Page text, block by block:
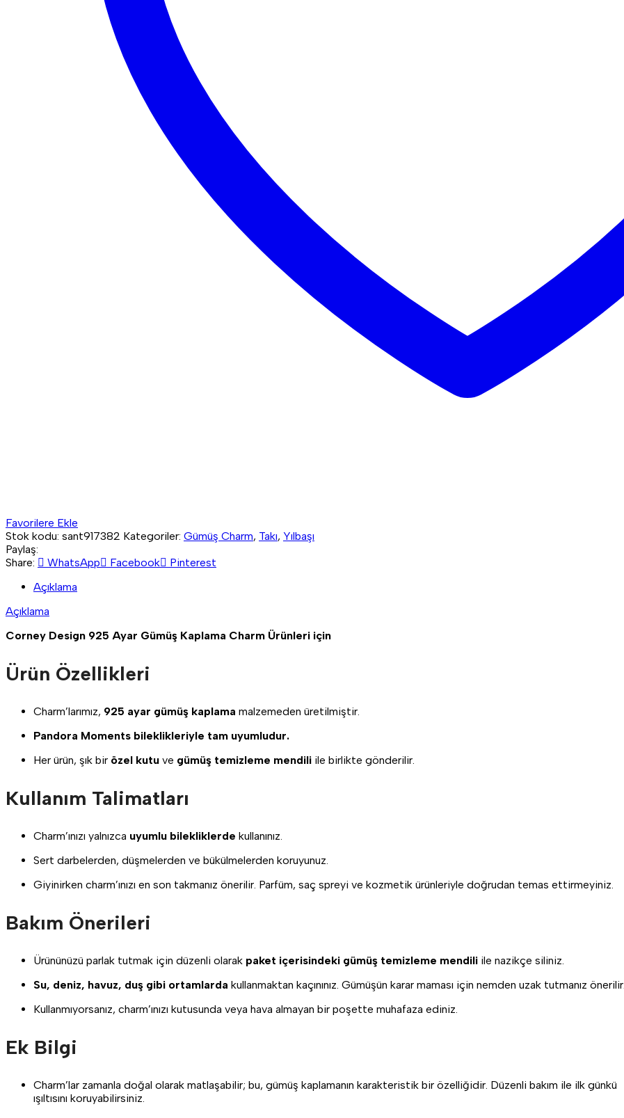
Favorilere Ekle
Stok kodu: sant917382 Kategoriler: Gümüş Charm, Takı, Yılbaşı
Paylaş:
Share:
WhatsApp Facebook
Pinterest
Açıklama
Açıklama
Corney Design 925 Ayar Gümüş Kaplama Charm Ürünleri için
Ürün Özellikleri
Charm’larımız, 925 ayar gümüş kaplama malzemeden üretilmiştir.
Pandora Moments bileklikleriyle tam uyumludur.
Her ürün, şık bir özel kutu ve gümüş temizleme mendili ile birlikte gönderilir.
Kullanım Talimatları
Charm’ınızı yalnızca uyumlu bilekliklerde kullanınız.
Sert darbelerden, düşmelerden ve bükülmelerden koruyunuz.
Giyinirken charm’ınızı en son takmanız önerilir. Parfüm, saç spreyi ve kozmetik ürünleriyle doğrudan temas ettirmeyiniz.
Bakım Önerileri
Ürününüzü parlak tutmak için düzenli olarak paket içerisindeki gümüş temizleme mendili ile nazikçe siliniz.
Su, deniz, havuz, duş gibi ortamlarda kullanmaktan kaçınınız. Gümüşün karar maması için nemden uzak tutmanız önerilir.
Kullanmıyorsanız, charm’ınızı kutusunda veya hava almayan bir poşette muhafaza ediniz.
Ek Bilgi
Charm’lar zamanla doğal olarak matlaşabilir; bu, gümüş kaplamanın karakteristik bir özelliğidir. Düzenli bakım ile ilk günkü
ışıltısını koruyabilirsiniz.